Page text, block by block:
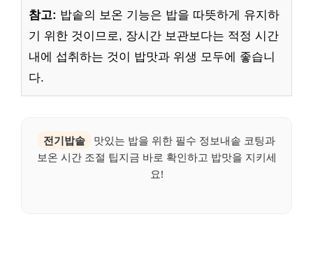
참고: 밥솥의 보온 기능은 밥을 따뜻하게 유지하
기 위한 것이므로, 장시간 보관보다는 적정 시간
내에 섭취하는 것이 밥맛과 위생 모두에 좋습니
다.
전기밥솥
맛있는 밥을 위한 필수 정보내솥 코팅과
보온 시간 조절 팁지금 바로 확인하고 밥맛을 지키세
요!